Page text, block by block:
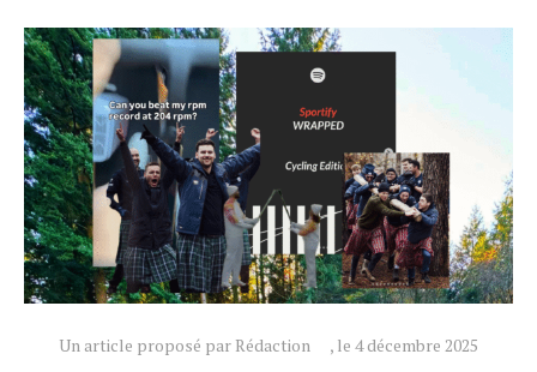
Un article proposé par Rédaction , le 4 décembre 2025
Actualités